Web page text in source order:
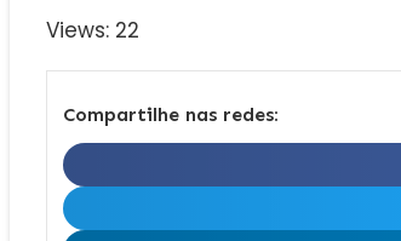
Views: 22
Compartilhe nas redes: